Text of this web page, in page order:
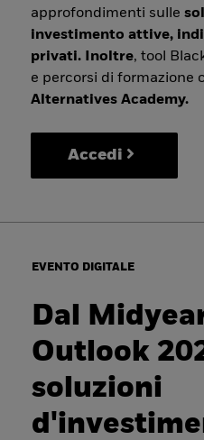
approfondimenti sulle
investimento attive,
privati. Inoltre, tool
e percorsi di formazione
Alternatives Academy.
Accedi
EVENTO DIGITALE
Dal
Outlook
soluzioni